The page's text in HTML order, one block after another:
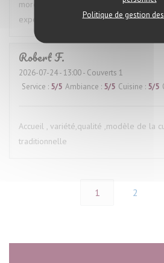
Politique de gestion
more proactively, it would have made
experience.
RobertF
2026-07-24- 13:00 - Couverts 1
Service : 5/5 Ambiance : 5/5 Cuisine : 5/5
Accueil , variété,qualité ,modèle de la
traditionnelle
1 2